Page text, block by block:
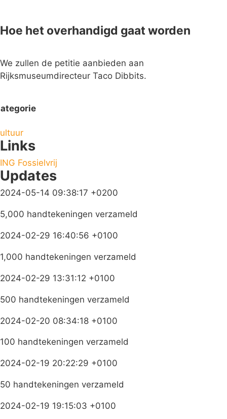
Hoe het overhandigd gaat worden
We zullen de petitie aanbieden aan
Rijksmuseumdirecteur Taco Dibbits.
Links
ING Fossielvrij
Updates
2024-05-14 09:38:17 +0200
5,000 handtekeningen verzameld
2024-02-29 16:40:56 +0100
1,000 handtekeningen verzameld
2024-02-29 13:31:12 +0100
500 handtekeningen verzameld
2024-02-20 08:34:18 +0100
100 handtekeningen verzameld
2024-02-19 20:22:29 +0100
50 handtekeningen verzameld
2024-02-19 19:15:03 +0100